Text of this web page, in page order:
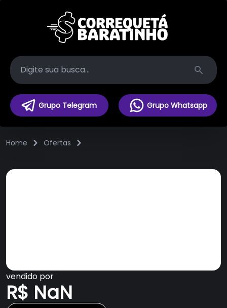
Search
Grupo Telegram Grupo Whatsapp
Home Ofertas
vendido por
R$ NaN